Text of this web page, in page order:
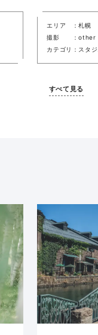
エリア
札幌
撮影
other
カテゴリ
スタ
すべて見る